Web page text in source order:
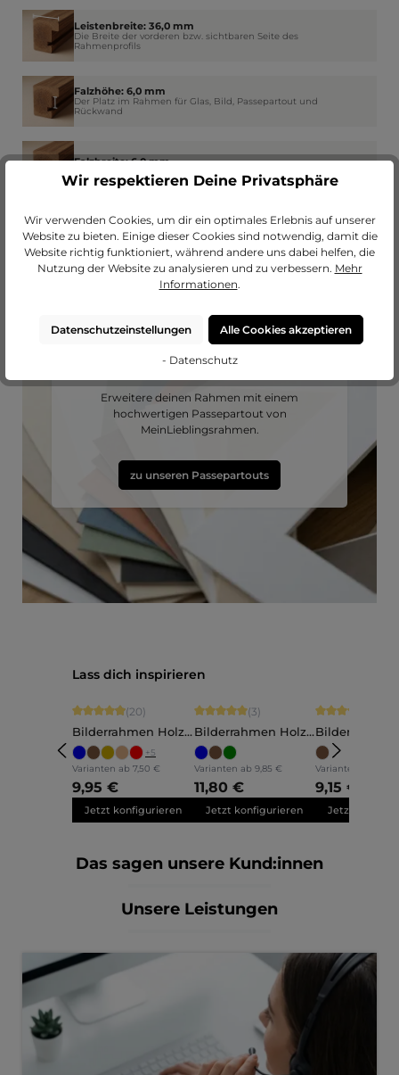
Leistenbreite: 36,0 mm
Die Breite der vorderen bzw. sichtbaren Seite des
Rahmenprofils
Falzhöhe: 6,0 mm
Der Platz im Rahmen für Glas, Bild, Passepartout und
Rückwand
Falzbreite: 6,0 mm
Wie weit der Rahmen am Rand das Glas überdeckt
Passendes Passepartout?
Erweitere deinen Rahmen mit einem
hochwertigen Passepartout von
MeinLieblingsrahmen.
zu unseren Passepartouts
Produktgalerie überspringen
Lass dich inspirieren
Durchschnittliche Bewertung von 4.9 von 5 Sternen
(20)
Bilderrahmen Holz
Ava
+5
Varianten ab 7,50 €
9,95 €
Jetzt konfigurieren
Durchschnittliche Bewertung von 5
(3)
Bilderrahmen Holz
Annelie
Varianten ab 9,85 €
11,80 €
Jetzt konfigurieren
Martha
Varianten ab
9,15 €
Jetzt
Das sagen unsere Kund:innen
Unsere Leistungen
Wir respektieren Deine Privatsphäre
Wir verwenden Cookies, um dir ein optimales Erlebnis auf unserer
Website zu bieten. Einige dieser Cookies sind notwendig, damit die
Website richtig funktioniert, während andere uns dabei helfen, die
Nutzung der Website zu analysieren und zu verbessern. Mehr
Informationen.
Datenschutzeinstellungen Alle Cookies akzeptieren
- Datenschutz